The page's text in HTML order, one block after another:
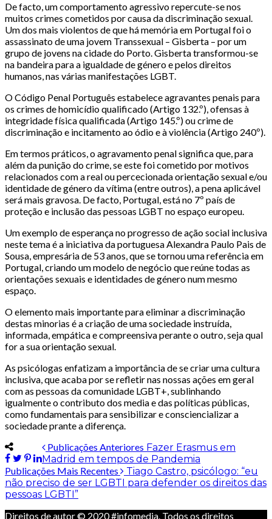
De facto, um comportamento agressivo repercute-se nos
muitos crimes cometidos por causa da discriminação sexual.
Um dos mais violentos de que há memória em Portugal foi o
assassinato de uma jovem Transsexual – Gisberta – por um
grupo de jovens na cidade do Porto. Gisberta transformou-se
na bandeira para a igualdade de género e pelos direitos
humanos, nas várias manifestações LGBT.
O Código Penal Português estabelece agravantes penais para
os crimes de homicídio qualificado (Artigo 132.º), ofensas à
integridade física qualificada (Artigo 145.º) ou crime de
discriminação e incitamento ao ódio e à violência (Artigo 240º).
Em termos práticos, o agravamento penal significa que, para
além da punição do crime, se este foi cometido por motivos
relacionados com a real ou percecionada orientação sexual e/ou
identidade de género da vítima (entre outros), a pena aplicável
será mais gravosa. De facto, Portugal, está no 7º país de
proteção e inclusão das pessoas LGBT no espaço europeu.
Um exemplo de esperança no progresso de ação social inclusiva
neste tema é a iniciativa da portuguesa Alexandra Paulo Pais de
Sousa, empresária de 53 anos, que se tornou uma referência em
Portugal, criando um modelo de negócio que reúne todas as
orientações sexuais e identidades de género num mesmo
espaço.
O elemento mais importante para eliminar a discriminação
destas minorias é a criação de uma sociedade instruída,
informada, empática e compreensiva perante o outro, seja qual
for a sua orientação sexual.
As psicólogas enfatizam a importância de se criar uma cultura
inclusiva, que acaba por se refletir nas nossas ações em geral
com as pessoas da comunidade LGBT+, sublinhando
igualmente o contributo dos media e das políticas públicas,
como fundamentais para sensibilizar e consciencializar a
sociedade prante a diferença.
Publicações Anteriores Fazer Erasmus em
Madrid em tempos de Pandemia
Publicações Mais Recentes
Tiago Castro, psicólogo: “eu
não preciso de ser LGBTI para defender os direitos das
pessoas LGBTI”
Direitos de autor © 2020 #infomedia. Todos os direitos